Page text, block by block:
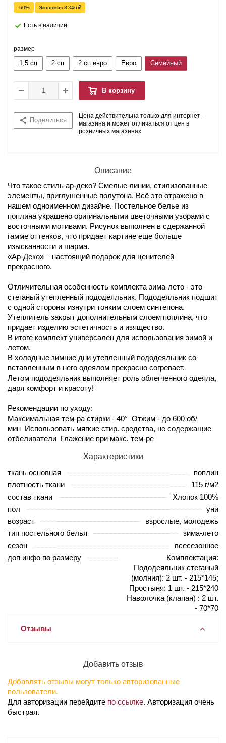
-60% Экономия 8 346 ₽
Есть в наличии
размер
1,5 сп 2 сп 2 сп евро Евро Семейный
В корзину
Поделиться
Цена действительна только для интернет-
магазина и может отличаться от цен в
розничных магазинах
Описание
Что такое стиль ар-деко? Смелые линии, стилизованные
элементы, приглушенные полутона. Всё это отражено в
нашем одноименном дизайне. Постельное белье из
поплина украшено оригинальными цветочными узорами с
восточными мотивами. Рисунок выполнен в сдержанной
гамме оттенков, что придает картине еще больше
изысканности и шарма.
«Ар-Деко» – настоящий подарок для ценителей
прекрасного.
Отличительная особенность комплекта зима-лето - это
стеганый утепленный пододеяльник. Пододеяльник подшит
с одной стороны изнутри тонким слоем синтепона.
Утеплитель закрыт дополнительным слоем поплина, что
придает изделию эстетичность и изящество.
В итоге комплект универсален для использования зимой и
летом.
В холодные зимние дни утепленный пододеяльник со
вставленным в него одеялом прекрасно согревает.
Летом пододеяльник выполняет роль облегченного одеяла,
даря комфорт и красоту!
Рекомендации по уходу:
Максимальная тем-ра стирки - 40° Отжим - до 600 об/
мин Использовать мягкие стир. средства, не содержащие
отбеливатели Глажение при макс. тем-ре
Характеристики
ткань основная
поплин
плотность ткани
115 г/м2
состав ткани
Хлопок 100%
пол
уни
возраст
взрослые, молодежь
тип постельного белья
зима-лето
сезон
всесезонное
доп инфо по размеру
Комплектация:
Пододеяльник стеганый
(молния): 2 шт. - 215*145;
Простыня: 1 шт. - 215*240
Наволочка (клапан) : 2 шт.
- 70*70
Отзывы
Добавить отзыв
Добавлять отзывы могут только авторизованные
пользователи.
Для авторизации перейдите по ссылке. Авторизация очень
быстрая.